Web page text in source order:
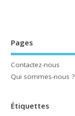
Pages
Contactez-nous
Qui sommes-nous ?
Étiquettes